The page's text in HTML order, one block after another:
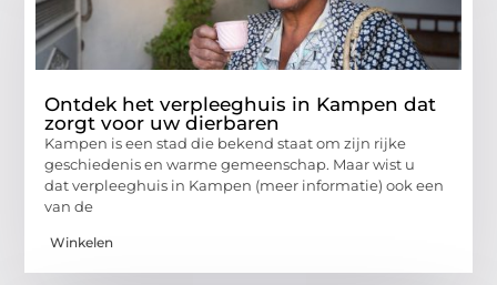
Ontdek het verpleeghuis in Kampen dat
zorgt voor uw dierbaren
Kampen is een stad die bekend staat om zijn rijke
geschiedenis en warme gemeenschap. Maar wist u
dat verpleeghuis in Kampen (meer informatie) ook een
van de
Winkelen